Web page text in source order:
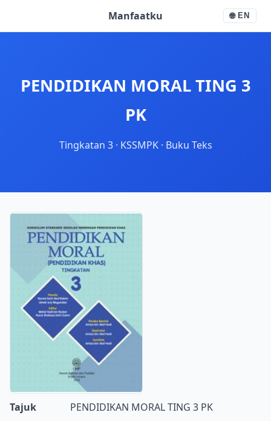
Manfaatku 🌐 EN
PENDIDIKAN MORAL TING 3
PK
Tingkatan 3· KSSMPK· Buku Teks
Tajuk
PENDIDIKAN MORAL TING 3 PK